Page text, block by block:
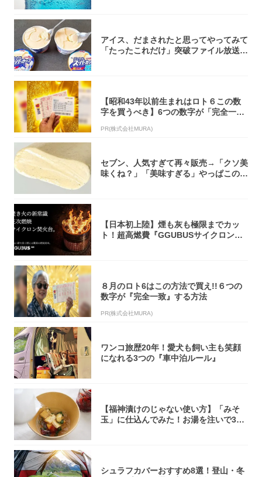
アイス、だまされたと思ってやってみて
「たったこれだけ」突破ファイル放送で
【昭和43年以前生まれはロト６この数
字を買うべき】6つの数字が「完全一
PR(株式会社MURA)
セブン、人気すぎて再々販売→「クソ美
味くね？」「美味すぎる」やっぱこのク
【日本初上陸】煙も灰も極限までカッ
ト！超高燃費『GGUBUSサイクロン焚
８月のロト6はこの方法で買え!!６つの
数字が『完全一致』する方法
PR(株式会社MURA)
ワンコ旅歴20年！愛犬も飼い主も笑顔
になれる3つの『車中泊ルール』
【福神漬けのじゃない使い方】「みそ
玉」に仕込んでみた！お湯を注いで30
シュラフカバーおすすめ8選！登山・冬